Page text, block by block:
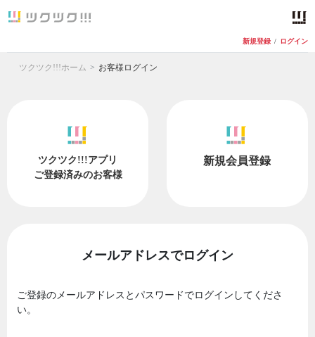
新規登録 / ログイン
ツクツク!!!ホーム お客様ログイン
ツクツク!!!アプリ
ご登録済みのお客様
新規会員登録
メールアドレスでログイン
ご登録のメールアドレスとパスワードでログインしてくださ
い。